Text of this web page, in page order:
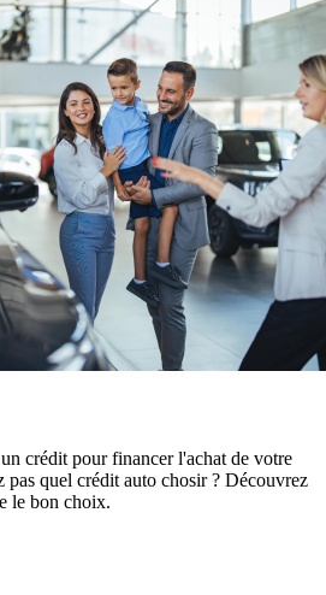
crédit pour financer l'achat de votre
pas quel crédit auto chosir ? Découvrez
le bon choix.